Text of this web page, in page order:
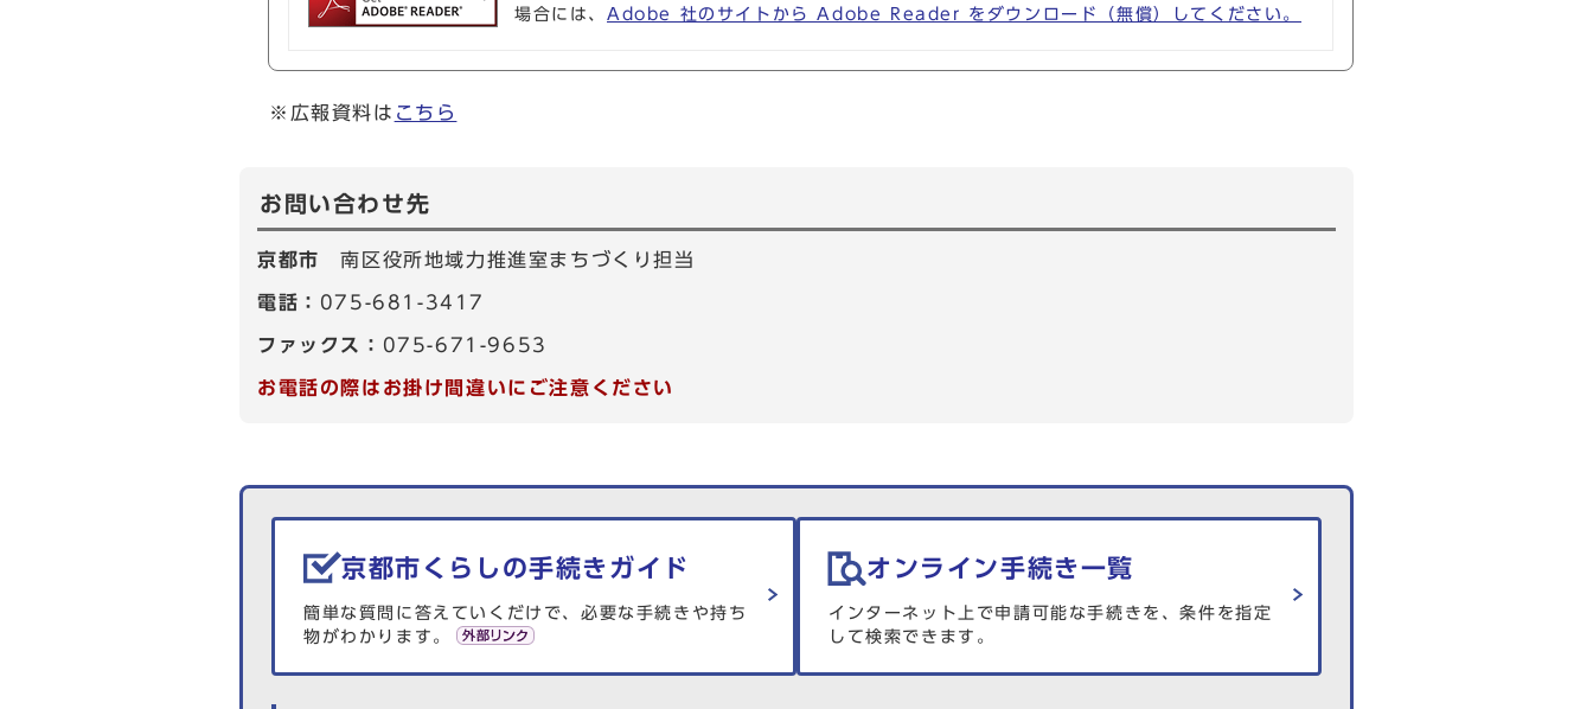
場合には、 Adobe 社のサイトから Adobe Reader をダウンロード（無償）してください。
※広報資料は こちら
お問い合わせ先
京都市南区役所地域力推進室まちづくり担当
電話： 075-681-3417
ファックス： 075-671-9653
お電話の際はお掛け間違いにご注意ください
生活情報を探す
京都市くらしの手続きガイド
簡単な質問に答えていくだけで、必要な手続きや持ち
物がわかります。
オンライン手続き一覧
インターネット上で申請可能な手続きを、条件を指定
して検索できます。